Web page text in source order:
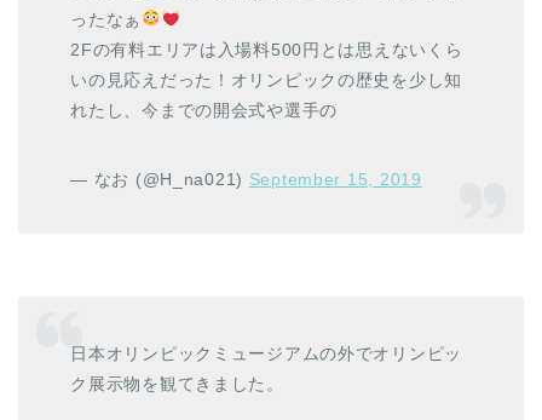
ったなぁ
2Fの有料エリアは入場料500円とは思えないくら
いの見応えだった！オリンピックの歴史を少し知
れたし、今までの開会式や選手の
— なお (@H_na021) September 15, 2019
日本オリンピックミュージアムの外でオリンピッ
ク展示物を観てきました。